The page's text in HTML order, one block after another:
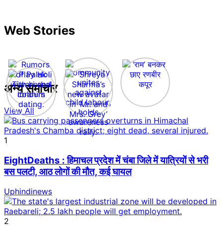
Web Stories
अन्य समाचार
View All
1
EightDeaths : हिमाचल प्रदेश में चंबा जिले में यात्रियों से भरी
बस पलटी, आठ लोगों की मौत, कई घायल
Uphindinews
2